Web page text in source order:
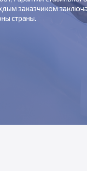
заказчиком
страны.